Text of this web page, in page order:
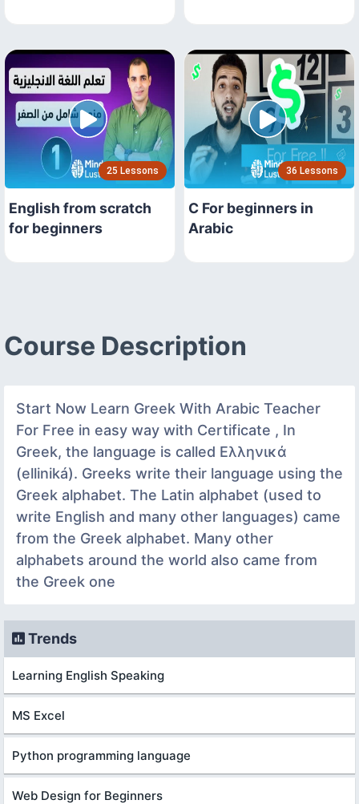
25 Lessons
English from scratch
for beginners
36 Lessons
C For beginners in
Arabic
Course Description
Start Now Learn Greek With Arabic Teacher
For Free in easy way with Certificate , In
Greek, the language is called Ελληνικά
(elliniká). Greeks write their language using the
Greek alphabet. The Latin alphabet (used to
write English and many other languages) came
from the Greek alphabet. Many other
alphabets around the world also came from
the Greek one
Trends
Learning English Speaking
MS Excel
Python programming language
Web Design for Beginners